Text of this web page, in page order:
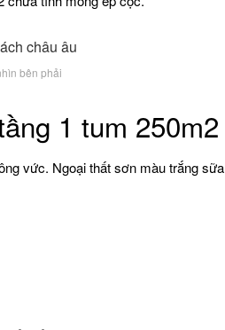
bên phải
1 tum 250m2
vức. Ngoại thất sơn màu trắng sữa